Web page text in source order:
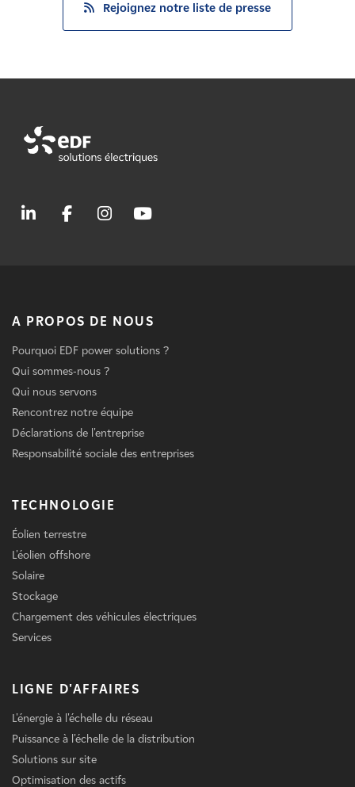
Rejoignez notre liste de presse
A PROPOS DE NOUS
Pourquoi EDF power solutions ?
Qui sommes-nous ?
Qui nous servons
Rencontrez notre équipe
Déclarations de l'entreprise
Responsabilité sociale des entreprises
TECHNOLOGIE
Éolien terrestre
L'éolien offshore
Solaire
Stockage
Chargement des véhicules électriques
Services
LIGNE D'AFFAIRES
L'énergie à l'échelle du réseau
Puissance à l'échelle de la distribution
Solutions sur site
Optimisation des actifs